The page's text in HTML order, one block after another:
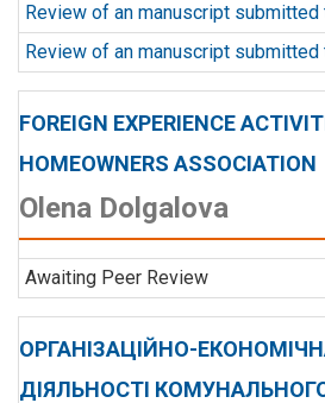
Review of an manuscript
Review of an manuscript
FOREIGN EXPERIENCE
HOMEOWNERS ASSOCIATION
Olena Dolgalova
Awaiting Peer Review
ОРГАНІЗАЦІЙНО-
ДІЯЛЬНОСТІ